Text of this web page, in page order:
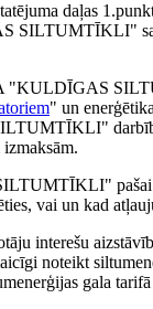
daļas
"KULDĪGAS
" un
darbību
pašai
vai un kad
interešu
noteikt
gala